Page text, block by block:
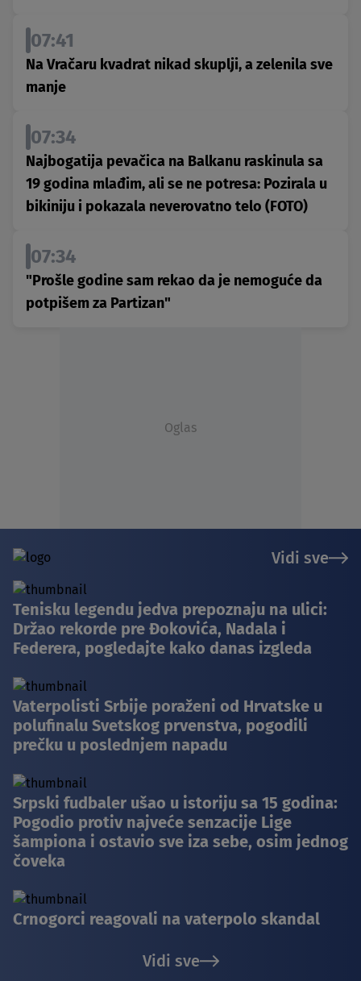
07:41
Na Vračaru kvadrat nikad skuplji, a zelenila sve
manje
07:34
Najbogatija pevačica na Balkanu raskinula sa
19 godina mlađim, ali se ne potresa: Pozirala u
bikiniju i pokazala neverovatno telo (FOTO)
07:34
"Prošle godine sam rekao da je nemoguće da
potpišem za Partizan"
Oglas
Vidi sve
Tenisku legendu jedva prepoznaju na ulici:
Držao rekorde pre Đokovića, Nadala i
Federera, pogledajte kako danas izgleda
Vaterpolisti Srbije poraženi od Hrvatske u
polufinalu Svetskog prvenstva, pogodili
prečku u poslednjem napadu
Srpski fudbaler ušao u istoriju sa 15 godina:
Pogodio protiv najveće senzacije Lige
šampiona i ostavio sve iza sebe, osim jednog
čoveka
Crnogorci reagovali na vaterpolo skandal
Vidi sve